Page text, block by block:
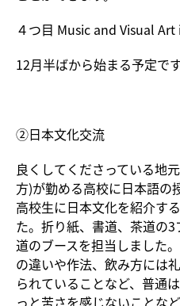
４つ目 Music and Visual Art
12月半ばから始まる予定で
②日本文化交流
良くしてくださっている地
方)が勤める高校に日本語の
高校生に日本文化を紹介す
た。折り紙、書道、茶道の
道のブースを担当しました
の違いや作法、飲み方には
られていることなど、普通
っと苦さを感じないことな